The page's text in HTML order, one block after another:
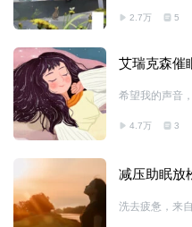
洋之上随音浪漂
2.7万 5
艾瑞克森催
希望我的声音
4.7万 3
减压助眠放
洗去疲惫，来